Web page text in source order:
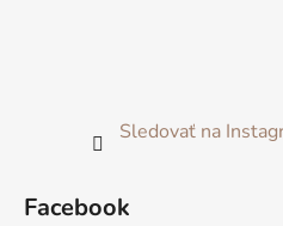
Sledovať na
Facebook